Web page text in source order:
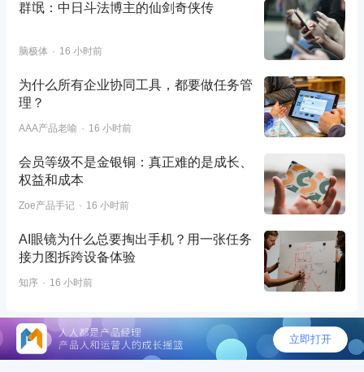
群氓：中日斗法博主的仙剑奇侠传
脑极体 16 小时前
为什么所有企业协同工具，都要做任务管
理？
AAA产品老喻 16 小时前
会员等级不是金银铜：真正难的是成长、
权益和成本
Zoe产品手记 16 小时前
AI眼镜为什么总要掏出手机？用一张任务
接力图拆跨设备体验
知序 16 小时前
©2026 - 人人都是产品经理